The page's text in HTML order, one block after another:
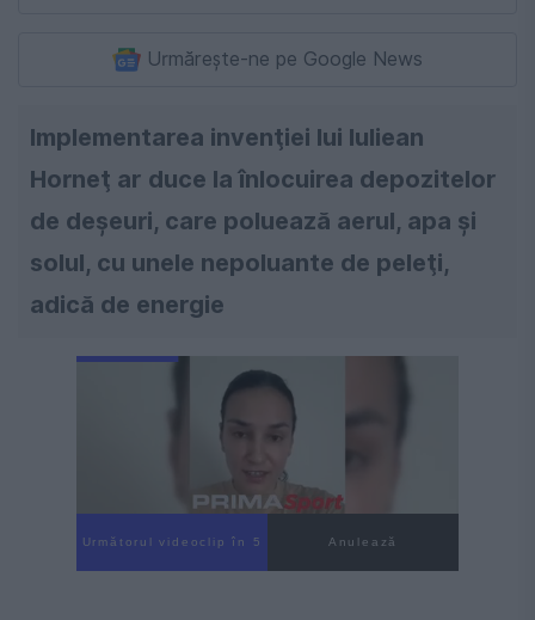
Urmărește-ne pe Google News
Implementarea invenţiei lui Iuliean
Horneţ ar duce la înlocuirea depozitelor
de deşeuri, care poluează aerul, apa şi
solul, cu unele nepoluante de peleţi,
adică de energie
Următorul videoclip în 4 Anulează